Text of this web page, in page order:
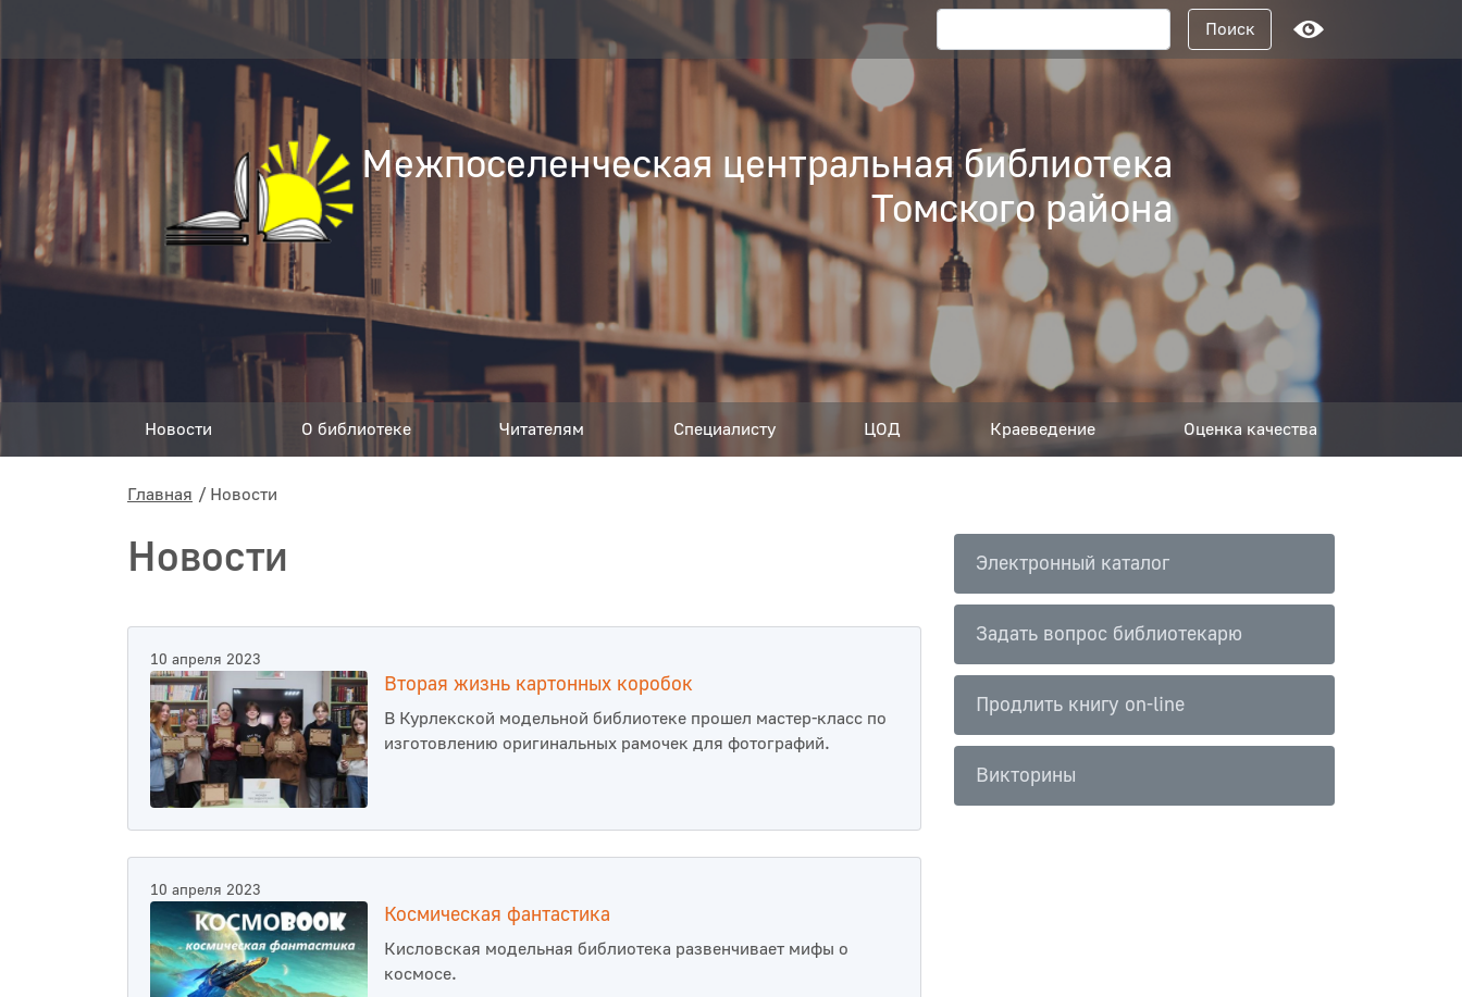
Поисковый запрос
Поиск
Межпоселенческая центральная библиотека
Томского района
Новости О библиотеке Читателям Специалисту ЦОД Краеведение Оценка качества
Главная Новости
Новости
10 апреля 2023
Вторая жизнь картонных коробок
В Курлекской модельной библиотеке прошел мастер-класс по
изготовлению оригинальных рамочек для фотографий.
10 апреля 2023
Космическая фантастика
Кисловская модельная библиотека развенчивает мифы о
космосе.
Электронный каталог
Задать вопрос библиотекарю
Продлить книгу on-line
Викторины